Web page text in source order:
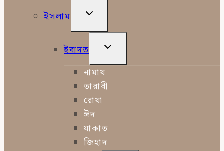
ইসলাম
TOGGLE
MENU
ইবাদত
TOGGLE
MENU
নামায
তারাবী
রোযা
ঈদ
যাকাত
জিহাদ